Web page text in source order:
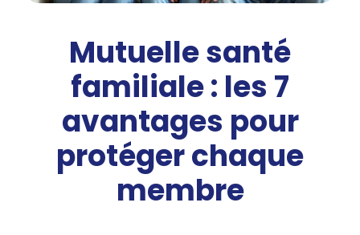
Mutuelle santé
familiale : les 7
avantages pour
protéger chaque
membre